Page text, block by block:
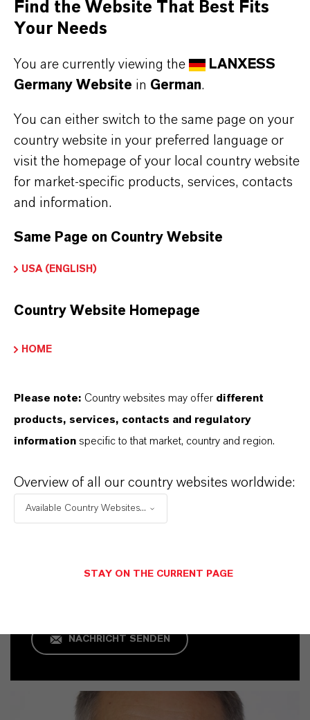
und einem tiefen Verständnis ihrer Märkte. Hier
finden Sie gleich elf überzeugende Gründe, warum
IM MITTELPUNKT STEHEN SIE: UNSERE
KUNDINNEN UND KUNDEN!
11 Gründe, warum LANXESS der richtige
Partner für Ihr Unternehmen ist
Kaufmännischer Kontakt
NACHRICHT SENDEN
Find the Website That Best Fits
Your Needs
You are currently viewing the
LANXESS
Germany Website in German.
You can either switch to the same page on your
country website in your preferred language or
visit the homepage of your local country website
for market-specific products, services, contacts
and information.
Same Page on Country Website
USA (ENGLISH)
Country Website Homepage
HOME
Please note: Country websites may offer different
products, services, contacts and regulatory
information specific to that market, country and region.
Overview of all our country websites worldwide:
Available Country Websites...
STAY ON THE CURRENT PAGE